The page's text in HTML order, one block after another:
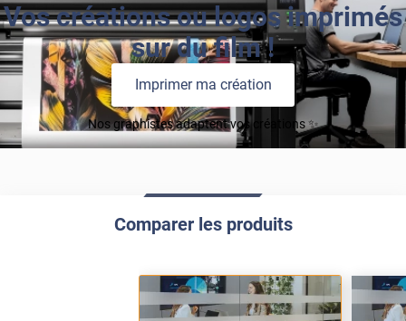
Vos créations ou logos imprimés
sur du film !
Imprimer ma création
Nos graphistes adaptent vos créations ✨
Comparer les produits